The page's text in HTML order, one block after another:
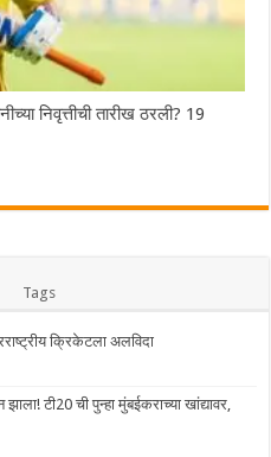
निवृत्तीची तारीख ठरली? 19
Tags
क्रिकेटला अलविदा
टी20 ची पुन्हा मुंबईकराच्या खांद्यावर,